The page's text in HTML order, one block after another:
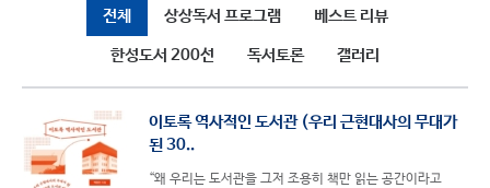
전체 상상독서 프로그램 베스트 리뷰
한성도서 200선 독서토론 갤러리
이토록 역사적인 도서관 (우리 근현대사의 무대가
된 30..
“왜 우리는 도서관을 그저 조용히 책만 읽는 공간이라고